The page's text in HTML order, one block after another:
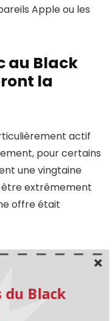
Apple ou les
au Black
la
actif
pour certains
une vingtaine
être extrêmement
offre était
des
le dernier
Digitec va
des clients et
du Black